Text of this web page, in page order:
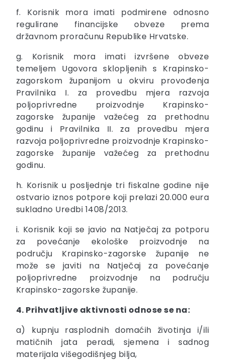
f. Korisnik mora imati podmirene odnosno
regulirane financijske obveze prema
državnom proračunu Republike Hrvatske.
g. Korisnik mora imati izvršene obveze
temeljem Ugovora sklopljenih s Krapinsko-
zagorskom županijom u okviru provođenja
Pravilnika I. za provedbu mjera razvoja
poljoprivredne proizvodnje Krapinsko-
zagorske županije važećeg za prethodnu
godinu i Pravilnika II. za provedbu mjera
razvoja poljoprivredne proizvodnje Krapinsko-
zagorske županije važećeg za prethodnu
godinu.
h. Korisnik u posljednje tri fiskalne godine nije
ostvario iznos potpore koji prelazi 20.000 eura
sukladno Uredbi 1408/2013.
i. Korisnik koji se javio na Natječaj za potporu
za povećanje ekološke proizvodnje na
području Krapinsko-zagorske županije ne
može se javiti na Natječaj za povećanje
poljoprivredne proizvodnje na području
Krapinsko-zagorske županije.
4. Prihvatljive aktivnosti odnose se na:
a) kupnju rasplodnih domaćih životinja i/ili
matičnih jata peradi, sjemena i sadnog
materijala višegodišnjeg bilja,